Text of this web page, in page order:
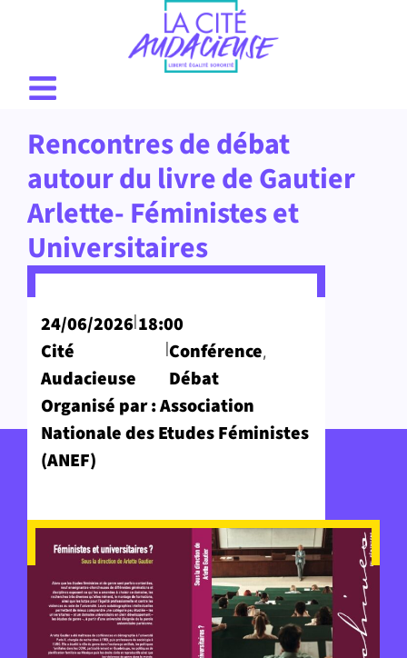
Rencontres de débat
autour du livre de Gautier
Arlette- Féministes et
Universitaires
24/06/2026|18:00
Cité
Audacieuse
|Conférence,
Débat
Organisé par : Association
Nationale des Etudes Féministes
(ANEF)